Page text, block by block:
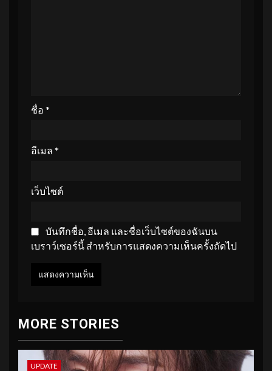
ชื่อ *
อีเมล *
เว็บไซต์
บันทึกชื่อ, อีเมล และชื่อเว็บไซต์ของฉันบน
เบราว์เซอร์นี้ สำหรับการแสดงความเห็นครั้งถัดไป
MORE STORIES
UPDATE